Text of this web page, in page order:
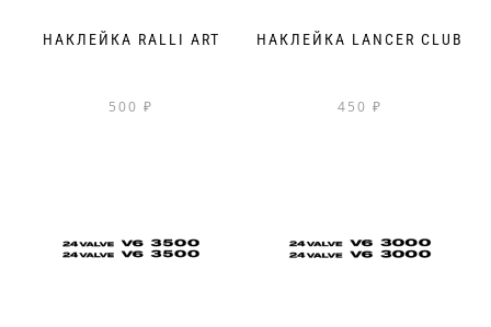
НАКЛЕЙКА RALLI ART
500 ₽
НАКЛЕЙКА LANCER CLUB
450 ₽